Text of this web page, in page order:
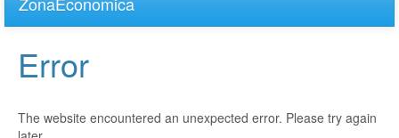
main
content
Error
The website encountered an unexpected error. Please try again